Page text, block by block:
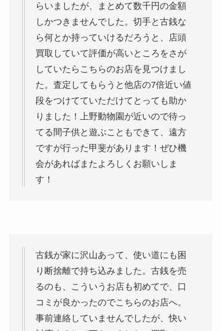
らいましたが、まとめて数千円の金額
しかつきませんでした。切手と古銭な
ら何とか持っていけるだろうと、店頭
買取していて評価が高いところをさが
していたらこちらのお店を見つけまし
た。査定してもらうと他店の7倍近い値
段をつけてていただけてとっても助か
りました！上野動物園が近いので待っ
てる間子供と遊ぶこともできて、遠方
ですが行った甲斐があります！ぜひ機
会があればまたよろしくお願いしま
す！
古銭が家に沢山あって、使い道にも困
り断捨離で持ち込みました。古銭を売
るのも、こういうお店も初めてで、口
コミが良かったのでこちらのお店へ。
事前連絡していませんでしたが、快い